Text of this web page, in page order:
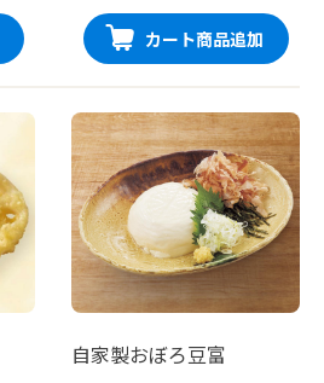
カート商品追加
自家製おぼろ豆富